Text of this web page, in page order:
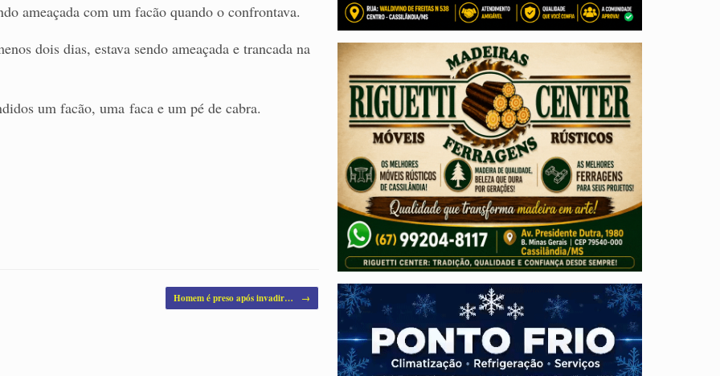
ameaçada com um facão quando o confrontava.
dois dias, estava sendo ameaçada e trancada na
um facão, uma faca e um pé de cabra.
Homem é preso após invadir… →